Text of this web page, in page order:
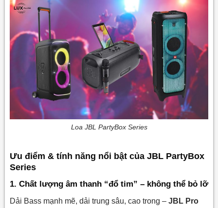
Loa JBL PartyBox Series
Ưu điểm & tính năng nổi bật của JBL PartyBox
Series
1. Chất lượng âm thanh “đổ tim” – không thể bỏ lỡ
Dải Bass mạnh mẽ, dải trung sâu, cao trong – JBL Pro